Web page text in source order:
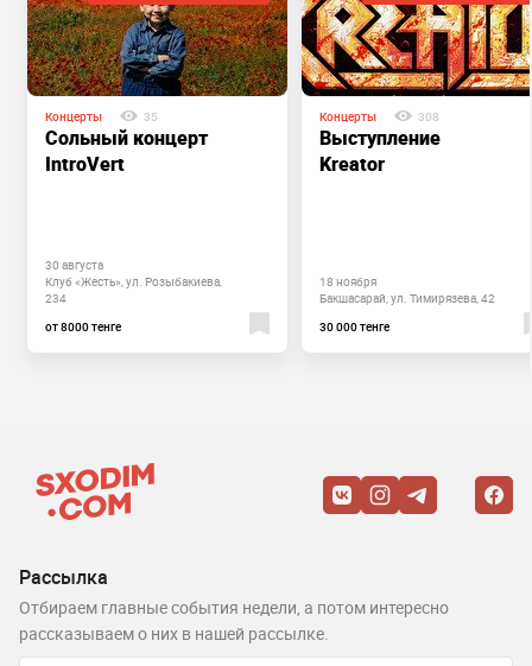
Концерты 35
Сольный концерт
IntroVert
30 августа
Клуб «Жесть», ул. Розыбакиева,
234
от 8000 тенге
Концерты 308
Выступление
Kreator
18 ноября
Бакшасарай, ул. Тимирязева, 42
30 000 тенге
Рассылка
Отбираем главные события недели, а потом интересно
рассказываем о них в нашей рассылке.